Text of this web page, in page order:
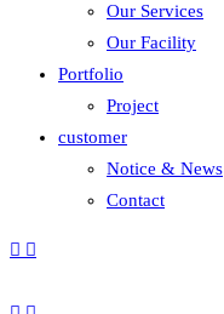
Our Services
Our Facility
Portfolio
Project
customer
Notice & News
Contact